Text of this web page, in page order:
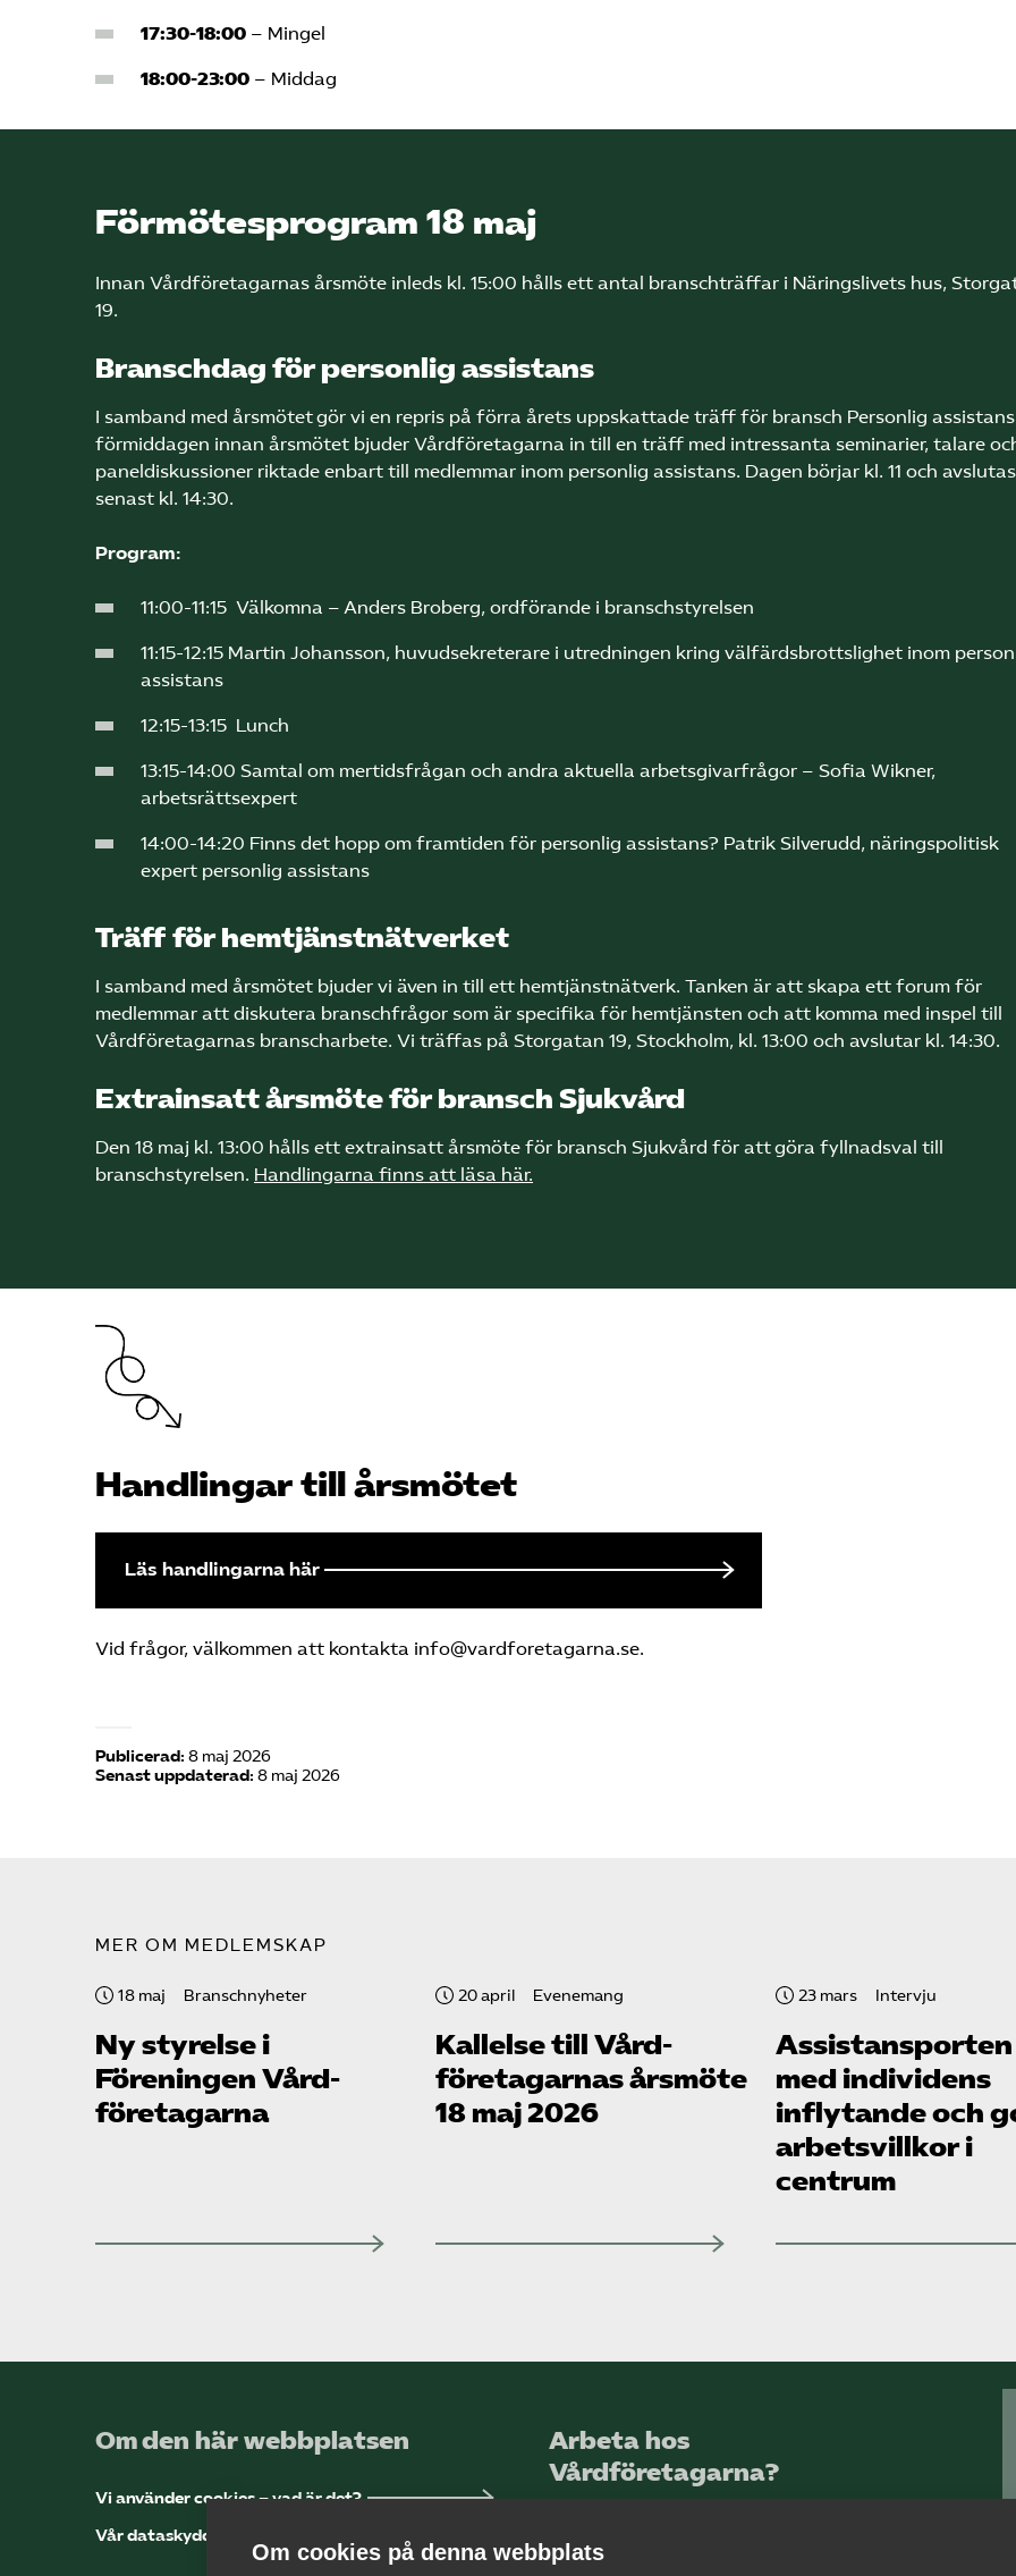
17:30-18:00 – Mingel
18:00-23:00 – Middag
Förmötesprogram 18 maj
Innan Vårdföretagarnas årsmöte inleds kl. 15:00 hålls ett antal branschträffar i Näringslivets hus,
19.
Branschdag för personlig assistans
I samband med årsmötet gör vi en repris på förra årets uppskattade träff för bransch Personlig
förmiddagen innan årsmötet bjuder Vårdföretagarna in till en träff med intressanta seminarier, talare
paneldiskussioner riktade enbart till medlemmar inom personlig assistans. Dagen börjar kl. 11 och avslutas
senast kl. 14:30.
Program:
11:00-11:15 Välkomna – Anders Broberg, ordförande i branschstyrelsen
11:15-12:15 Martin Johansson, huvudsekreterare i utredningen kring välfärdsbrottslighet inom
assistans
12:15-13:15 Lunch
13:15-14:00 Samtal om mertidsfrågan och andra aktuella arbetsgivarfrågor – Sofia Wikner,
arbetsrättsexpert
14:00-14:20 Finns det hopp om framtiden för personlig assistans? Patrik Silverudd, näringspolitisk
expert personlig assistans
Träff för hemtjänstnätverket
I samband med årsmötet bjuder vi även in till ett hemtjänstnätverk. Tanken är att skapa ett forum för
medlemmar att diskutera branschfrågor som är specifika för hemtjänsten och att komma med inspel till
Vårdföretagarnas branscharbete. Vi träffas på Storgatan 19, Stockholm, kl. 13:00 och avslutar kl. 14:30.
Extrainsatt årsmöte för bransch Sjukvård
Den 18 maj kl. 13:00 hålls ett extrainsatt årsmöte för bransch Sjukvård för att göra fyllnadsval till
branschstyrelsen. Handlingarna finns att läsa här.
Handlingartill årsmötet
Läs handlingarna här
Vid frågor, välkommen att kontakta info@vardforetagarna.se.
Publicerad: 8 maj 2026
Senast uppdaterad: 8 maj 2026
MER OM MEDLEMSKAP
18 maj Branschnyheter
Ny styrelse i
Föreningen Vård­
företagarna
20 april Evenemang
Kallelse till Vård­
företagarnas årsmöte
18 maj 2026
23 mars Intervju
Assistansporten
med individens
inflytande och
arbetsvillkor i
centrum
Om den här webbplatsen
Vi använder cookies – vad är det?
Vår dataskyddspolicy
Arbeta hos
Vårdföretagarna?
Om cookies på denna webbplats